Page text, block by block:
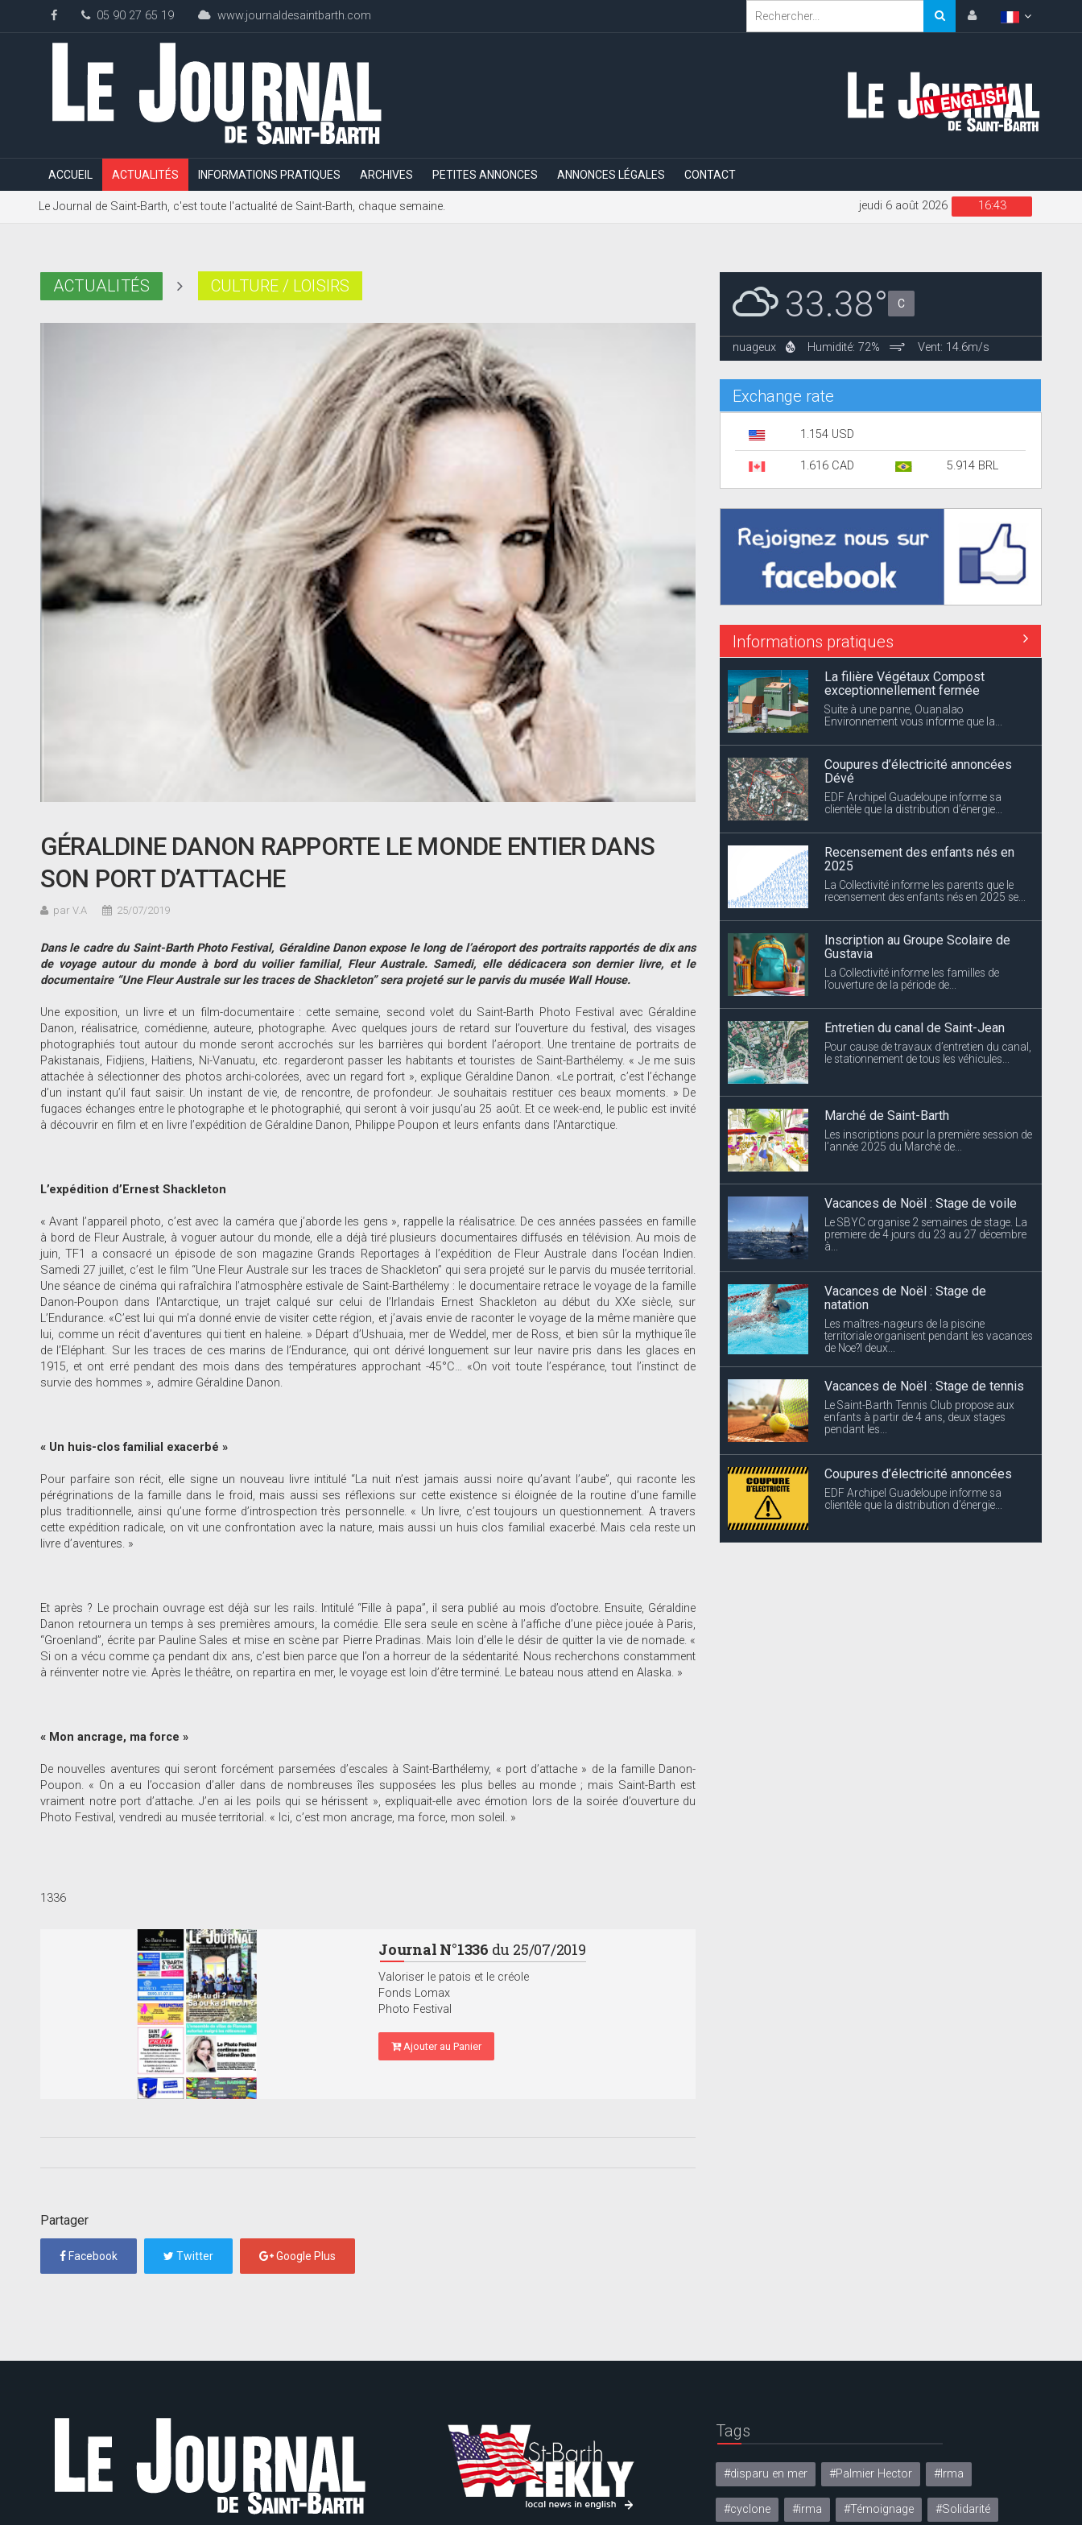
05 90 27 65 19 www.journaldesaintbarth.com
ACCUEIL ACTUALITÉS INFORMATIONS PRATIQUES ARCHIVES PETITES ANNONCES ANNONCES LÉGALES CONTACT
Le Journal de Saint-Barth, c'est toute l'actualité de Saint-Barth, chaque semaine. 16:43
jeudi 6 août 2026
ACTUALITÉS CULTURE / LOISIRS
GÉRALDINE DANON RAPPORTE LE MONDE ENTIER DANS
SON PORT D’ATTACHE
par V.A 25/07/2019
Dans le cadre du Saint-Barth Photo Festival, Géraldine Danon expose le long de l’aéroport des portraits rapportés de dix ans
de voyage autour du monde à bord du voilier familial, Fleur Australe. Samedi, elle dédicacera son dernier livre, et le
documentaire “Une Fleur Australe sur les traces de Shackleton”sera projeté sur le parvis du musée Wall House.
Une exposition, un livre et un film-documentaire : cette semaine, second volet du Saint-Barth Photo Festival avec Géraldine
Danon, réalisatrice, comédienne, auteure, photographe. Avec quelques jours de retard sur l’ouverture du festival, des visages
photographiés tout autour du monde seront accrochés sur les barrières qui bordent l’aéroport. Une trentaine de portraits de
Pakistanais, Fidjiens, Haïtiens, Ni-Vanuatu, etc. regarderont passer les habitants et touristes de Saint-Barthélemy. « Je me suis
attachée à sélectionner des photos archi-colorées, avec un regard fort », explique Géraldine Danon. «Le portrait, c’est l’échange
d’un instant qu’il faut saisir. Un instant de vie, de rencontre, de profondeur. Je souhaitais restituer ces beaux moments. » De
fugaces échanges entre le photographe et le photographié, qui seront à voir jusqu’au 25 août. Et ce week-end, le public est invité
à découvrir en film et en livre l’expédition de Géraldine Danon, Philippe Poupon et leurs enfants dans l’Antarctique.
L’expédition d’Ernest Shackleton
« Avant l’appareil photo, c’est avec la caméra que j’aborde les gens », rappelle la réalisatrice. De ces années passées en famille
à bord de Fleur Australe, à voguer autour du monde, elle a déjà tiré plusieurs documentaires diffusés en télévision. Au mois de
juin, TF1 a consacré un épisode de son magazine Grands Reportages à l’expédition de Fleur Australe dans l’océan Indien.
Samedi 27 juillet, c’est le film “Une Fleur Australe sur les traces de Shackleton” qui sera projeté sur le parvis du musée territorial.
Une séance de cinéma qui rafraîchira l’atmosphère estivale de Saint-Barthélemy : le documentaire retrace le voyage de la famille
Danon-Poupon dans l’Antarctique, un trajet calqué sur celui de l’Irlandais Ernest Shackleton au début du XXe siècle, sur
L’Endurance. «C’est lui qui m’a donné envie de visiter cette région, et j’avais envie de raconter le voyage de la même manière que
lui, comme un récit d’aventures qui tient en haleine. » Départ d’Ushuaia, mer de Weddel, mer de Ross, et bien sûr la mythique île
de l’Eléphant. Sur les traces de ces marins de l’Endurance, qui ont dérivé longuement sur leur navire pris dans les glaces en
1915, et ont erré pendant des mois dans des températures approchant -45°C… «On voit toute l’espérance, tout l’instinct de
survie des hommes », admire Géraldine Danon.
« Un huis-clos familial exacerbé »
Pour parfaire son récit, elle signe un nouveau livre intitulé “La nuit n’est jamais aussi noire qu’avant l’aube”, qui raconte les
pérégrinations de la famille dans le froid, mais aussi ses réflexions sur cette existence si éloignée de la routine d’une famille
plus traditionnelle, ainsi qu’une forme d’introspection très personnelle. « Un livre, c’est toujours un questionnement. A travers
cette expédition radicale, on vit une confrontation avec la nature, mais aussi un huis clos familial exacerbé. Mais cela reste un
livre d’aventures. »
Et après ? Le prochain ouvrage est déjà sur les rails. Intitulé “Fille à papa”, il sera publié au mois d’octobre. Ensuite, Géraldine
Danon retournera un temps à ses premières amours, la comédie. Elle sera seule en scène à l’affiche d’une pièce jouée à Paris,
“Groenland”, écrite par Pauline Sales et mise en scène par Pierre Pradinas. Mais loin d’elle le désir de quitter la vie de nomade. «
Si on a vécu comme ça pendant dix ans, c’est bien parce que l’on a horreur de la sédentarité. Nous recherchons constamment
à réinventer notre vie. Après le théâtre, on repartira en mer, le voyage est loin d’être terminé. Le bateau nous attend en Alaska. »
« Mon ancrage, ma force »
De nouvelles aventures qui seront forcément parsemées d’escales à Saint-Barthélemy, « port d’attache » de la famille Danon-
Poupon. « On a eu l’occasion d’aller dans de nombreuses îles supposées les plus belles au monde ; mais Saint-Barth est
vraiment notre port d’attache. J’en ai les poils qui se hérissent », expliquait-elle avec émotion lors de la soirée d’ouverture du
Photo Festival, vendredi au musée territorial. « Ici, c’est mon ancrage, ma force, mon soleil. »
1336
Journal N°1336 du 25/07/2019
Valoriser le patois et le créole
Fonds Lomax
Photo Festival
Ajouter au Panier
Partager
Facebook Twitter Google Plus
33.38° C
nuageux Humidité: 72% Vent: 14.6m/s
Exchange rate
1.154 USD
1.616 CAD 5.914 BRL
Informations pratiques
La filière Végétaux Compost
exceptionnellement fermée
Suite à une panne, Ouanalao
Environnement vous informe que la...
Coupures d’électricité annoncées
Dévé
EDF Archipel Guadeloupe informe sa
clientèle que la distribution d’énergie...
Recensement des enfants nés en
2025
La Collectivité informe les parents que le
recensement des enfants nés en 2025 se...
Inscription au Groupe Scolaire de
Gustavia
La Collectivité informe les familles de
l’ouverture de la période de...
Entretien du canal de Saint-Jean
Pour cause de travaux d’entretien du canal,
le stationnement de tous les véhicules...
Marché de Saint-Barth
Les inscriptions pour la première session de
l’année 2025 du Marché de...
Vacances de Noël : Stage de voile
Le SBYC organise 2 semaines de stage. La
premiere de 4 jours du 23 au 27 décembre
à...
Vacances de Noël : Stage de
natation
Les maîtres-nageurs de la piscine
territoriale organisent pendant les vacances
de Noe?l deux...
Vacances de Noël : Stage de tennis
Le Saint-Barth Tennis Club propose aux
enfants à partir de 4 ans, deux stages
pendant les...
Coupures d’électricité annoncées
EDF Archipel Guadeloupe informe sa
clientèle que la distribution d’énergie...
Tags
#disparu en mer #Palmier Hector #Irma
#cyclone #irma #Témoignage #Solidarité